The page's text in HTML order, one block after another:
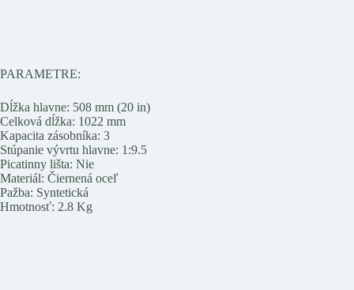
PARAMETRE:
Dĺžka hlavne: 508 mm (20 in)
Celková dĺžka: 1022 mm
Kapacita zásobníka: 3
Stúpanie vývrtu hlavne: 1:9.5
Picatinny lišta: Nie
Materiál: Čiernená oceľ
Pažba: Syntetická
Hmotnosť: 2.8 Kg